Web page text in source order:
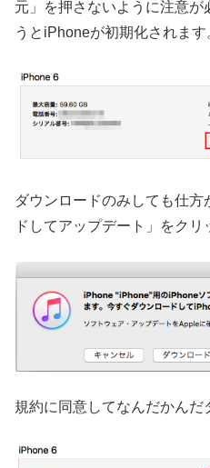
元」を押さないように注意が
うとiPhoneが初期化されま
ダウンロードのみしても仕
ドしてアップデート」をクリ
規約に同意してなんだかんだ